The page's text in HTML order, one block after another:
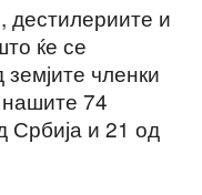
дестилериите и
ќе се
членки
74
Србија и 21 од